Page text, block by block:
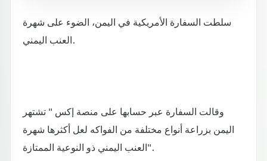
سلطت السفارة الأمريكية في اليمن، الضوء على شهرة
العنب اليمني.
وقالت السفارة عبر حسابها على منصة إكس " تشتهر
العنب اليمني ذو النوعية الممتازة".